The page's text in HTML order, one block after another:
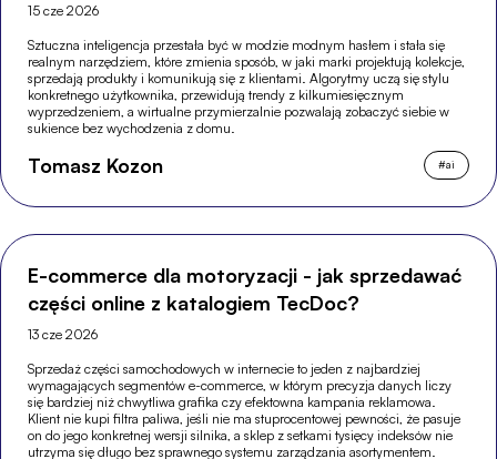
15 cze 2026
Sztuczna inteligencja przestała być w modzie modnym hasłem i stała się
realnym narzędziem, które zmienia sposób, w jaki marki projektują kolekcje,
sprzedają produkty i komunikują się z klientami. Algorytmy uczą się stylu
konkretnego użytkownika, przewidują trendy z kilkumiesięcznym
wyprzedzeniem, a wirtualne przymierzalnie pozwalają zobaczyć siebie w
sukience bez wychodzenia z domu.
Tomasz Kozon #ai
E-commerce dla motoryzacji - jak sprzedawać
części online z katalogiem TecDoc?
13 cze 2026
Sprzedaż części samochodowych w internecie to jeden z najbardziej
wymagających segmentów e-commerce, w którym precyzja danych liczy
się bardziej niż chwytliwa grafika czy efektowna kampania reklamowa.
Klient nie kupi filtra paliwa, jeśli nie ma stuprocentowej pewności, że pasuje
on do jego konkretnej wersji silnika, a sklep z setkami tysięcy indeksów nie
utrzyma się długo bez sprawnego systemu zarządzania asortymentem.